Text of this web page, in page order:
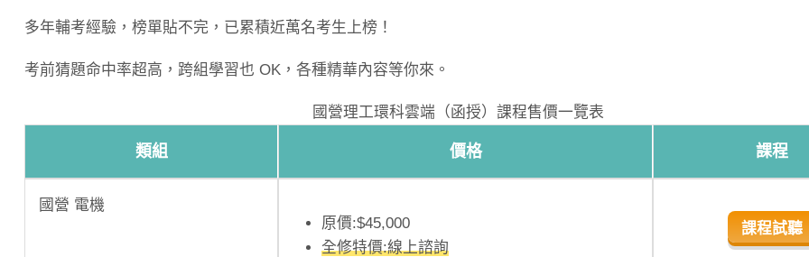
多年輔考經驗，榜單貼不完，已累積近萬名考生上榜！
考前猜題命中率超高，跨組學習也 OK，各種精華內容等你來。
國營理工環科雲端（函授）課程售價一覽表
類組 價格 課程
國營 電機
原價:$45,000
全修特價:線上諮詢
課程試聽